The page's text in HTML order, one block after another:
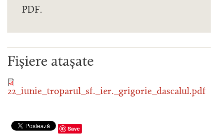
PDF.
Fișiere atașate
22_iunie_troparul_sf._ier._grigorie_dascalul.pdf
Save